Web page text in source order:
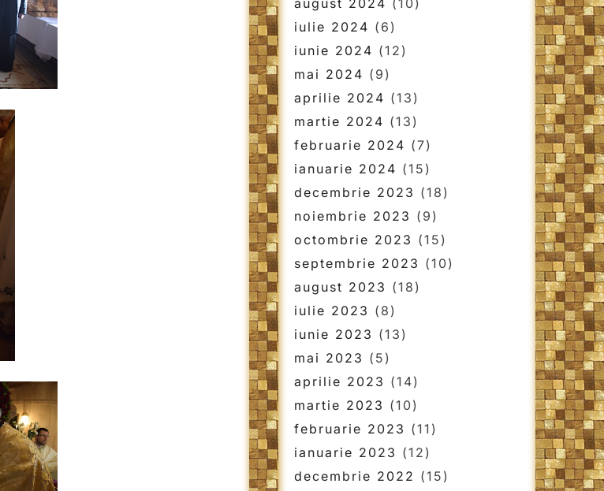
august 2024 (10)
iulie 2024 (6)
iunie 2024 (12)
mai 2024 (9)
aprilie 2024 (13)
martie 2024 (13)
februarie 2024 (7)
ianuarie 2024 (15)
decembrie 2023 (18)
noiembrie 2023 (9)
octombrie 2023 (15)
septembrie 2023 (10)
august 2023 (18)
iulie 2023 (8)
iunie 2023 (13)
mai 2023 (5)
aprilie 2023 (14)
martie 2023 (10)
februarie 2023 (11)
ianuarie 2023 (12)
decembrie 2022 (15)